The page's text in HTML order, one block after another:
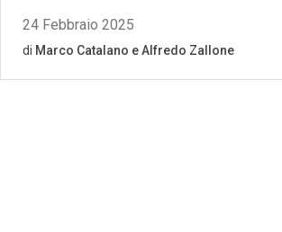
24 Febbraio 2025
di Marco Catalano eAlfredo Zallone